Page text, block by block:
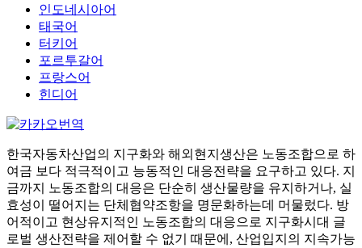
인도네시아어
태국어
터키어
포르투갈어
프랑스어
힌디어
한국자동차산업의 지구화와 해외현지생산은 노동조합으로 하
여금 보다 적극적이고 능동적인 대응전략을 요구하고 있다. 지
금까지 노동조합의 대응은 단순히 생산물량을 유지하거나, 실
효성이 떨어지는 단체협약조항을 명문화하는데 머물렀다. 방
어적이고 현상유지적인 노동조합의 대응으로 지구화시대 글
로벌 생산전략을 제어할 수 없기 때문에, 산업입지의 지속가능